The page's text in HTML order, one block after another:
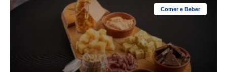
Comer e Beber